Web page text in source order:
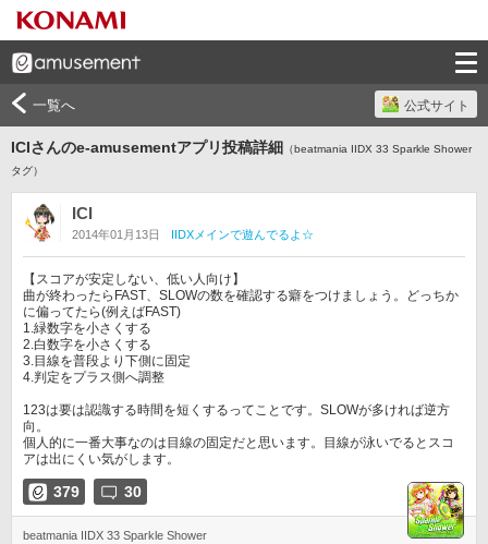
一覧へ 公式サイト
ICIさんのe-amusementアプリ投稿詳細 （beatmania IIDX 33 Sparkle Shower
タグ）
ICI
2014年01月13日 IIDXメインで遊んでるよ☆
【スコアが安定しない、低い人向け】
曲が終わったらFAST、SLOWの数を確認する癖をつけましょう。どっちか
に偏ってたら(例えばFAST)
1.緑数字を小さくする
2.白数字を小さくする
3.目線を普段より下側に固定
4.判定をプラス側へ調整
123は要は認識する時間を短くするってことです。SLOWが多ければ逆方
向。
個人的に一番大事なのは目線の固定だと思います。目線が泳いでるとスコ
アは出にくい気がします。
379 30
beatmania IIDX 33 Sparkle Shower